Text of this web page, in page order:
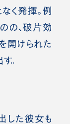
く発揮。例
の、破片効
開けられた
。
した彼女も